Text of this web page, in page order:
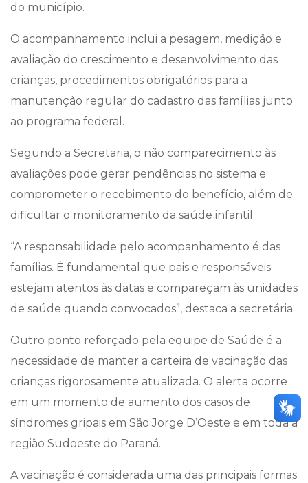
do município.
O acompanhamento inclui a pesagem, medição e
avaliação do crescimento e desenvolvimento das
crianças, procedimentos obrigatórios para a
manutenção regular do cadastro das famílias junto
ao programa federal.
Segundo a Secretaria, o não comparecimento às
avaliações pode gerar pendências no sistema e
comprometer o recebimento do benefício, além de
dificultar o monitoramento da saúde infantil.
“A responsabilidade pelo acompanhamento é das
famílias. É fundamental que pais e responsáveis
estejam atentos às datas e compareçam às unidades
de saúde quando convocados”, destaca a secretária.
Outro ponto reforçado pela equipe de Saúde é a
necessidade de manter a carteira de vacinação das
crianças rigorosamente atualizada. O alerta ocorre
em um momento de aumento dos casos de
síndromes gripais em São Jorge D’Oeste e em toda a
região Sudoeste do Paraná.
A vacinação é considerada uma das principais formas